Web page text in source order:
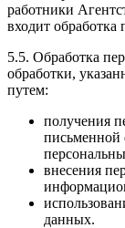
работники
входит
5.5. Обработка
обработки,
путем:
получения
письменной
внесения
данных.